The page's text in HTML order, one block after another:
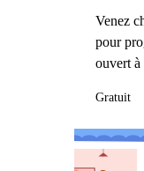
Venez
pour
ouvert à
Gratuit